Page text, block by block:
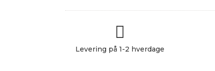

Levering på 1-2 hverdage